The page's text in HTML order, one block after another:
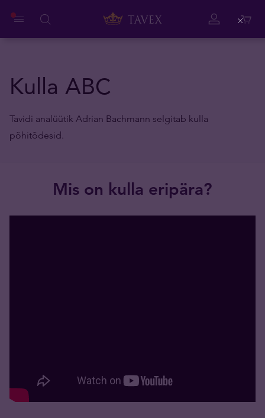
Kulla ABC
Tavidi analüütik Adrian Bachmann selgitab kulla
põhitõdesid.
Mis on kulla eripära?
Close